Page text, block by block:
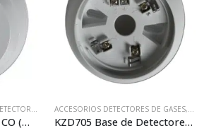
ANALÓGICO KILSEN
DE CO ,KILSEN,SISTEMAS DE DETECCIÓN DE
KMD300 Detector de CO (Monóxido de Carbono) Kilsen
ACCESORIOS DETECTORES DE GASES,
KZD705 Base de Detectores para Tubo Visto KL700 o KL700A Kilsen